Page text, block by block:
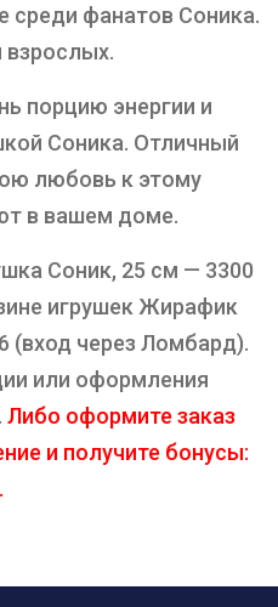
среди фанатов Соника.
взрослых.
порцию энергии и
Соника. Отличный
любовь к этому
в вашем доме.
Соник, 25 см — 3300
игрушек Жирафик
(вход через Ломбард).
или оформления
. Либо оформите заказ
и получите бонусы: